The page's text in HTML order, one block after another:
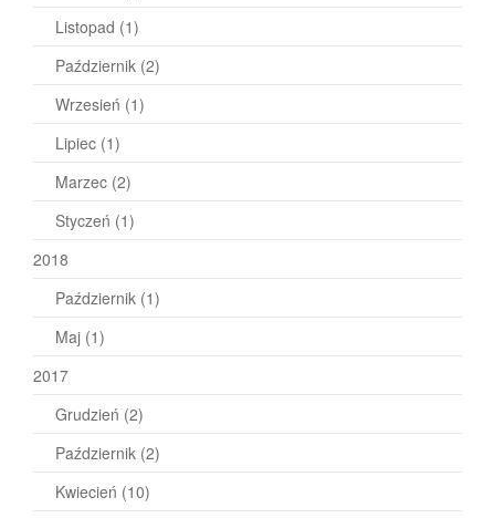
Listopad (1)
Październik (2)
Wrzesień (1)
Lipiec (1)
Marzec (2)
Styczeń (1)
2018
Październik (1)
Maj (1)
2017
Grudzień (2)
Październik (2)
Kwiecień (10)